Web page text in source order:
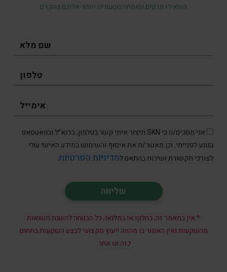
השאירו פרטים ומומחה מטעמינו יחזור אליכם בהקדם
אני מסכים/ה כי SKN תיצור איתי קשר בטלפון, בדוא״ל ובוואטסאפ
בנוגע לפנייתי, וכן מאשר/ת את איסוף והשימוש במידע האישי שלי
לצורכי תקשורת ושירות בהתאם למדיניות הפרטיות.
* אין במאמר זה, בחלקו או במלואו, כל הבטחה להשגת תשואות
מהשקעות ואין האמור בו מהווה ייעוץ מקצועי לבצע השקעות בתחום
כזה או אחר.